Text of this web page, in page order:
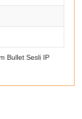
Bullet Sesli IP